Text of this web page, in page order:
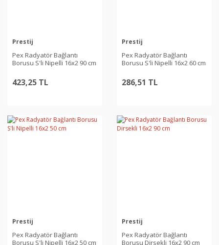
Prestij
Pex Radyatör Bağlantı
Borusu S'li Nipelli 16x2 90 cm
423,25 TL
Prestij
Pex Radyatör Bağlantı
Borusu S'li Nipelli 16x2 60 cm
286,51 TL
Prestij
Pex Radyatör Bağlantı
Borusu S'li Nipelli 16x2 50 cm
Prestij
Pex Radyatör Bağlantı
Borusu Dirsekli 16x2 90 cm